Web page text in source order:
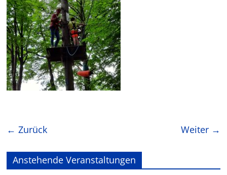
← Zurück Weiter →
Anstehende Veranstaltungen